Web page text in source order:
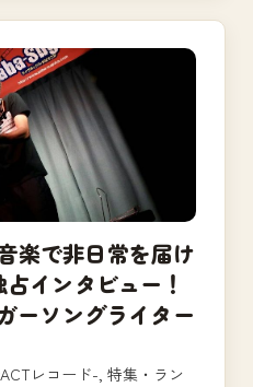
楽で非日常を届け
インタビュー！
ーソングライター
レコード-,特集・ラン